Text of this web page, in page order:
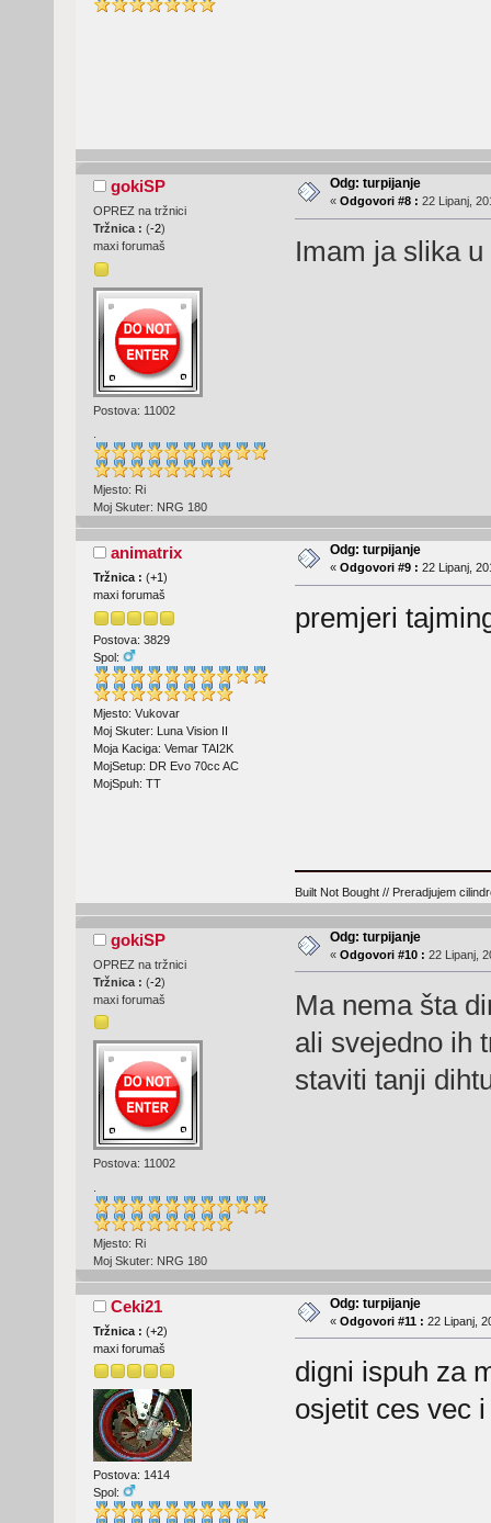
gokiSP
OPREZ na tržnici
Tržnica : (-2)
maxi forumaš
Postova: 11002
Mjesto: Ri
Moj Skuter: NRG 180
Odg: turpijanje
« Odgovori #8 : 22 Lipanj,
Imam ja slika
animatrix
Tržnica : (+1 )
maxi forumaš
Postova: 3829
Spol:
Mjesto: Vukovar
Moj Skuter: Luna Vision II
Moja Kaciga: Vemar TAI2K
MojSetup: DR Evo 70cc AC
MojSpuh: TT
Odg: turpijanje
« Odgovori #9 : 22 Lipanj,
premjeri
Built Not Bought // Preradjujem
gokiSP
OPREZ na tržnici
Tržnica : (-2)
maxi forumaš
Postova: 11002
Mjesto: Ri
Moj Skuter: NRG 180
Odg: turpijanje
« Odgovori #10 : 22 Lipanj,
Ma nema šta
ali svejedno ih
staviti tanji
Ceki21
Tržnica : (+2)
maxi forumaš
Postova: 1414
Spol:
Odg: turpijanje
« Odgovori #11 : 22 Lipanj,
digni ispuh za
osjetit ces vec